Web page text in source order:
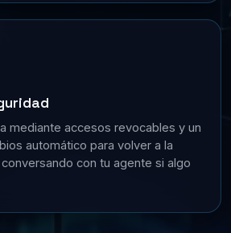
mediante accesos revocables y un
automático para volver a la
con tu agente si algo